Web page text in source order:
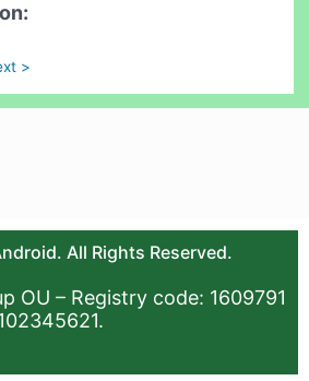
>
All Rights Reserved.
OU – Registry code: 1609791